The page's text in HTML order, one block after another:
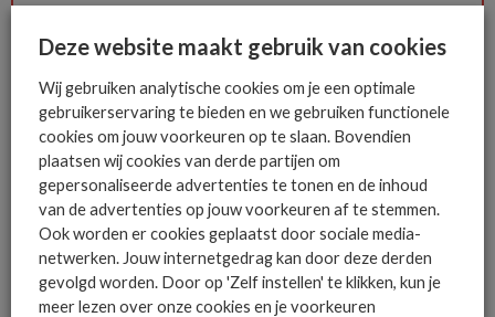
Het allerlaatste ICT nieuws in jouw
mailbox
AANMELDEN
Deze website maakt gebruik van cookies
Wij gebruiken analytische cookies om je een optimale
gebruikerservaring te bieden en we gebruiken functionele
cookies om jouw voorkeuren op te slaan. Bovendien
plaatsen wij cookies van derde partijen om
gepersonaliseerde advertenties te tonen en de inhoud
van de advertenties op jouw voorkeuren af te stemmen.
Ook worden er cookies geplaatst door sociale media-
netwerken. Jouw internetgedrag kan door deze derden
gevolgd worden. Door op 'Zelf instellen' te klikken, kun je
meer lezen over onze cookies en je voorkeuren